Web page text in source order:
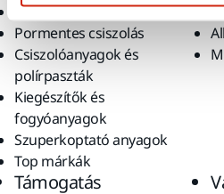
Elektromos szerszámok
Pormentes csiszolás
Csiszolóanyagok és
polírpaszták
Kiegészítők és
fogyóanyagok
Szuperkoptató anyagok
Top márkák
Támogatás